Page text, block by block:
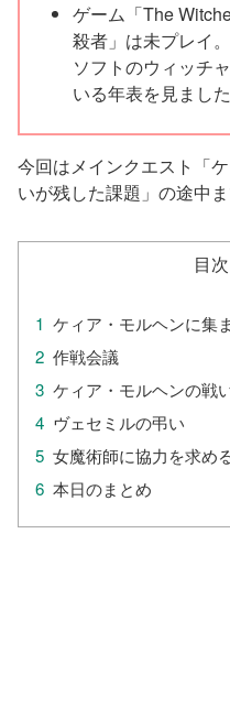
ゲーム「The
殺者」は未プレイ
ソフトのウィッチ
いる年表を見ました
今回はメインクエスト「
いが残した課題」の途中ま
目次
ケィア・モルヘンに集
作戦会議
ケィア・モルヘンの戦
ヴェセミルの弔い
女魔術師に協力を求め
本日のまとめ